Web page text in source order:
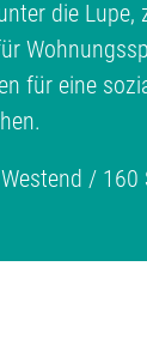
die Lupe,
für eine
/